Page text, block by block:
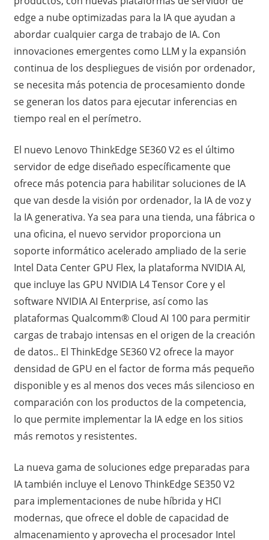
edge a nube optimizadas para la IA que ayudan a
abordar cualquier carga de trabajo de IA. Con
innovaciones emergentes como LLM y la expansión
continua de los despliegues de visión por ordenador,
se necesita más potencia de procesamiento donde
se generan los datos para ejecutar inferencias en
tiempo real en el perímetro.
El nuevo Lenovo ThinkEdge SE360 V2 es el último
servidor de edge diseñado específicamente que
ofrece más potencia para habilitar soluciones de IA
que van desde la visión por ordenador, la IA de voz y
la IA generativa. Ya sea para una tienda, una fábrica o
una oficina, el nuevo servidor proporciona un
soporte informático acelerado ampliado de la serie
Intel Data Center GPU Flex, la plataforma NVIDIA AI,
que incluye las GPU NVIDIA L4 Tensor Core y el
software NVIDIA AI Enterprise, así como las
plataformas Qualcomm® Cloud AI 100 para permitir
cargas de trabajo intensas en el origen de la creación
de datos.. El ThinkEdge SE360 V2 ofrece la mayor
densidad de GPU en el factor de forma más pequeño
disponible y es al menos dos veces más silencioso en
comparación con los productos de la competencia,
lo que permite implementar la IA edge en los sitios
más remotos y resistentes.
La nueva gama de soluciones edge preparadas para
IA también incluye el Lenovo ThinkEdge SE350 V2
para implementaciones de nube híbrida y HCI
modernas, que ofrece el doble de capacidad de
almacenamiento y aprovecha el procesador Intel